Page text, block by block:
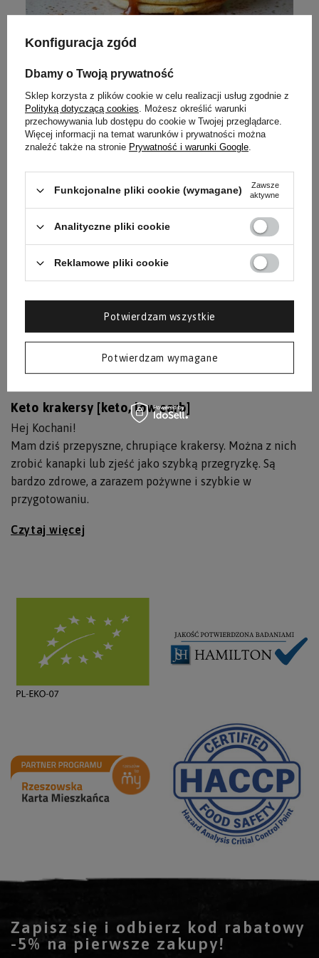
Keto pancakes [keto, low carb]
Cześć!
Zapewne część z Was pamięta mój pierwszy przepis na
placuszki. Dziś proponuję Wam najnowszą wersję z
serkiem mascarpone, prawdziwą petardę - są
pyszne! Idealne, puszyste, smaczne i bez zapachu jajka -
Smacznego!
Keto krakersy [keto, low carb]
Hej Kochani!
Mam dziś przepyszne, chrupiące krakersy. Można z nich
zrobić kanapki lub zjeść jako szybką przegryzkę. Są
bardzo zdrowe, a zarazem pożywne i szybkie w
przygotowaniu.
Czytaj więcej
Zapisz się i odbierz kod rabatowy
-5% na pierwsze zakupy!
Konfiguracja zgód
Dbamy o Twoją prywatność
Sklep korzysta z plików cookie w celu realizacji usług zgodnie z
Polityką dotyczącą cookies. Możesz określić warunki
przechowywania lub dostępu do cookie w Twojej przeglądarce.
Więcej informacji na temat warunków i prywatności można
znaleźć także na stronie Prywatność i warunki Google.
Funkcjonalne pliki cookie (wymagane) Zawsze
aktywne
Analityczne pliki cookie
Reklamowe pliki cookie
Potwierdzam wymagane
Potwierdzam wszystkie